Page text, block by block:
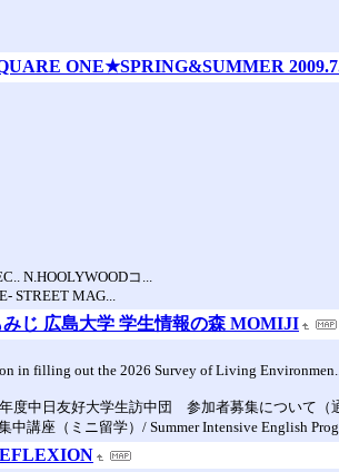
ONE★SPRING&SUMMER
N.HOOLYWOODコ...
STREET MAG...
みじ 広島大学 学生情報の森 MOMIJI
in filling out the 2026 Survey of Living Environmen...
年度中日友好大学生訪中団 参加者募集について（
中講座（ミニ留学）/ Summer Intensive English